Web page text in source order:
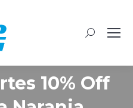
Buscar:
10% Off